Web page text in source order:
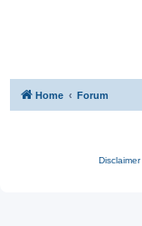
Home Forum
Disclaimer